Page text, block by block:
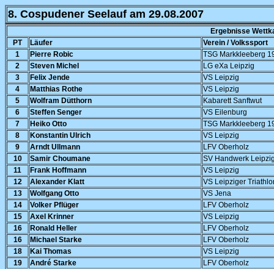
8. Cospudener Seelauf am 29.08.2007
Ergebnisse
PT
Läufer
Verein / Volkssport
1
Pierre Robic
TSG Markkleeberg
2
Steven Michel
LG eXa Leipzig
3
Felix Jende
VS Leipzig
4
Matthias Rothe
VS Leipzig
5
Wolfram Dütthorn
Kabarett Sanftwut
6
Steffen Senger
VS Eilenburg
7
Heiko Otto
TSG Markkleeberg
8
Konstantin Ulrich
VS Leipzig
9
Arndt Ullmann
LFV Oberholz
10
Samir Choumane
SV Handwerk
11
Frank Hoffmann
VS Leipzig
12
Alexander Klatt
VS Leipziger
13
Wolfgang Otto
VS Jena
14
Volker Pflüger
LFV Oberholz
15
Axel Krinner
VS Leipzig
16
Ronald Heller
LFV Oberholz
16
Michael Starke
LFV Oberholz
18
Kai Thomas
VS Leipzig
19
André Starke
LFV Oberholz